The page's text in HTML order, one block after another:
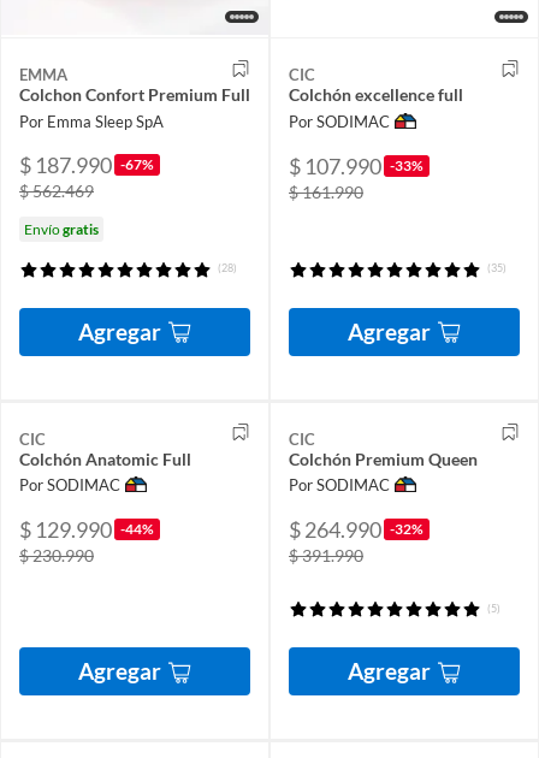
EMMA
Colchon Confort Premium Full
Por Emma Sleep SpA
$ 187.990 -67%
$ 562.469
Envíogratis
(28)
Agregar
CIC
Colchón excellence full
Por SODIMAC
$ 107.990 -33%
$ 161.990
(35)
Agregar
CIC
Colchón Anatomic Full
Por SODIMAC
$ 129.990 -44%
$ 230.990
Agregar
CIC
Colchón Premium Queen
Por SODIMAC
$ 264.990 -32%
$ 391.990
(5)
Agregar